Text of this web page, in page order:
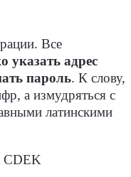
Все
указать адрес
пароль. К слову,
а измудряться с
латинскими